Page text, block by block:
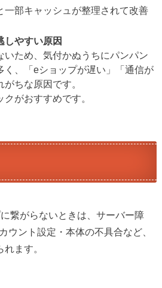
一部キャッシュが整理されて改善
しやすい原因
いため、気付かぬうちにパンパン
く、「eショップが遅い」「通信が
ちな原因です。
がおすすめです。
繋がらないときは、サーバー障
ウント設定・本体の不具合など、
ます。